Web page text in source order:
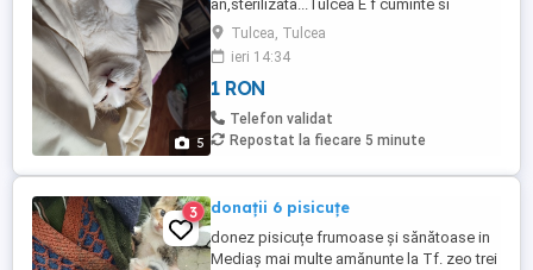
5
an,sterilizata...Tulcea E f cuminte si
blanda. Fiți
Tulcea, Tulcea
ieri 14:34
1 RON
Telefon validat
Repostat la fiecare 5 minute
3 donații 6 pisicuțe
donez pisicuțe frumoase și sănătoase in
Mediaș mai multe amănunte la Tf. zeo trei